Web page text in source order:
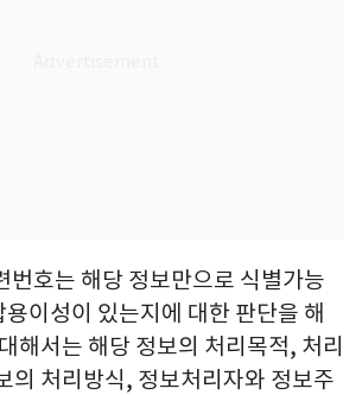
번호는 해당 정보만으로 식별가능
이성이 있는지에 대한 판단을 해
해서는 해당 정보의 처리목적, 처리
의 처리방식, 정보처리자와 정보주